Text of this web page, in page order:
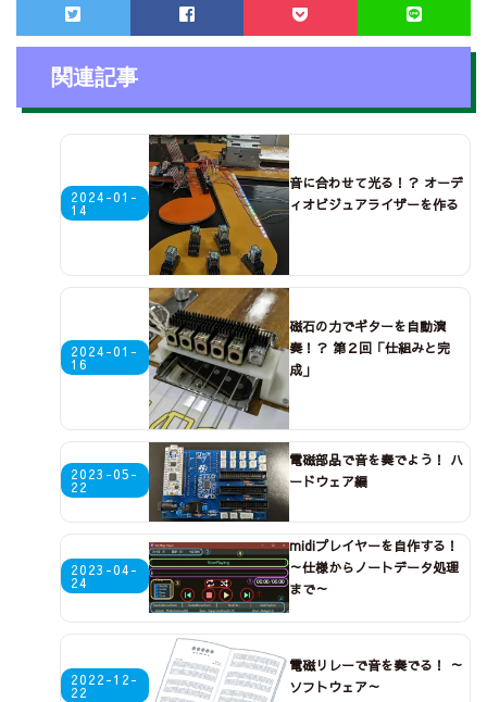
関連記事
2024-01-
14
音に合わせて光る！？ オーデ
ィオビジュアライザーを作る
2024-01-
16
磁石の力でギターを自動演
奏！？ 第２回「仕組みと完
成」
2023-05-
22
電磁部品で音を奏でよう！ ハ
ードウェア編
2023-04-
24
midiプレイヤーを自作する！
～仕様からノートデータ処理
まで～
2022-12-
22
電磁リレーで音を奏でる！ ～
ソフトウェア～